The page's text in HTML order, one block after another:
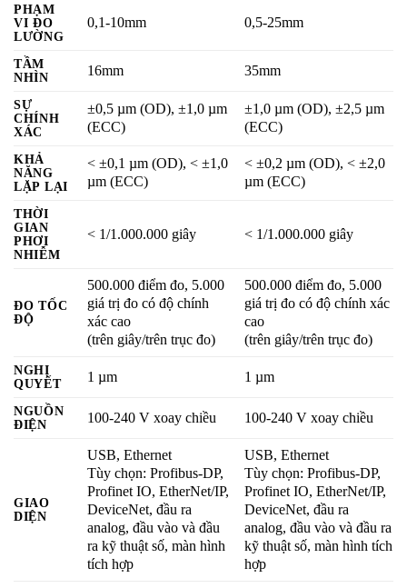
PHẠM
VI ĐO
LƯỜNG
0,1-10mm 0,5-25mm
TẦM
NHÌN
16mm 35mm
SỰ
CHÍNH
XÁC
±0,5 µm (OD), ±1,0 µm
(ECC)
±1,0 µm (OD), ±2,5 µm
(ECC)
KHẢ
NĂNG
LẶP LẠI
< ±0,1 µm (OD), < ±1,0
µm (ECC)
< ±0,2 µm (OD), < ±2,0
µm (ECC)
THỜI
GIAN
PHƠI
NHIỄM
< 1/1.000.000 giây < 1/1.000.000 giây
ĐO TỐC
ĐỘ
500.000 điểm đo, 5.000
giá trị đo có độ chính
xác cao
(trên giây/trên trục đo)
500.000 điểm đo, 5.000
giá trị đo có độ chính xác
cao
(trên giây/trên trục đo)
NGHỊ
QUYẾT
1 µm 1 µm
NGUỒN
ĐIỆN
100-240 V xoay chiều 100-240 V xoay chiều
GIAO
DIỆN
USB, Ethernet
Tùy chọn: Profibus-DP,
Profinet IO, EtherNet/IP,
DeviceNet, đầu ra
analog, đầu vào và đầu
ra kỹ thuật số, màn hình
tích hợp
USB, Ethernet
Tùy chọn: Profibus-DP,
Profinet IO, EtherNet/IP,
DeviceNet, đầu ra
analog, đầu vào và đầu ra
kỹ thuật số, màn hình tích
hợp